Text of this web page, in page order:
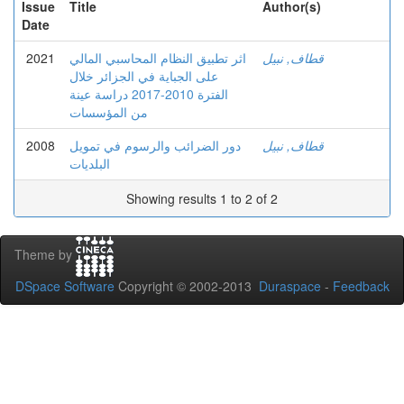
Issue
Date
Title Author(s)
2021
اثر تطبيق النظام المحاسبي المالي
على الجباية في الجزائر خلال
الفترة 2010-2017 دراسة عينة
من المؤسسات
قطاف, نبيل
2008
دور الضرائب والرسوم في تمويل
البلديات
قطاف, نبيل
Showing results 1 to 2 of 2
Theme by
DSpace Software Copyright © 2002-2013 Duraspace - Feedback